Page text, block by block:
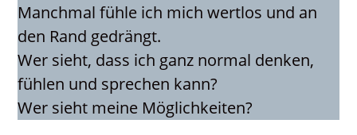
Manchmal fühle ich mich wertlos und an
den Rand gedrängt.
Wer sieht, dass ich ganz normal denken,
fühlen und sprechen kann?
Wer sieht meine Möglichkeiten?